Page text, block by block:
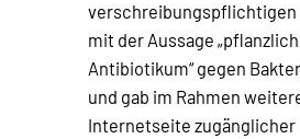
mit der Aussage
Antibiotikum“ gegen
und gab im Rahmen
Internetseite zugänglicher